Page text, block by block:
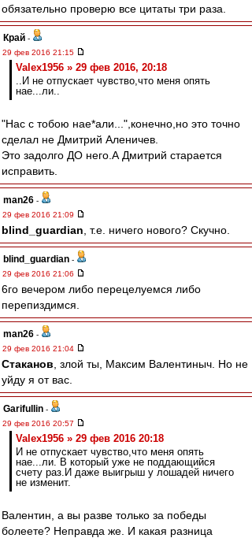
обязательно проверю все цитаты три раза.
Край -
29 фев 2016 21:15
Valex1956 » 29 фев 2016, 20:18
..И не отпускает чувство,что меня опять
нае...ли..
"Нас с тобою нае*али...",конечно,но это точно
сделал не Дмитрий Аленичев.
Это задолго ДО него.А Дмитрий старается
исправить.
man26 -
29 фев 2016 21:09
blind_guardian , т.е. ничего нового? Скучно.
blind_guardian -
29 фев 2016 21:06
6го вечером либо перецелуемся либо
перепиздимся.
man26 -
29 фев 2016 21:04
Cтаканов , злой ты, Максим Валентиныч. Но не
уйду я от вас.
Garifullin -
29 фев 2016 20:57
Valex1956 » 29 фев 2016 20:18
И не отпускает чувство,что меня опять
нае...ли. В который уже не поддающийся
счету раз.И даже выигрыш у лошадей ничего
не изменит.
Валентин, а вы разве только за победы
болеете? Неправда же. И какая разница